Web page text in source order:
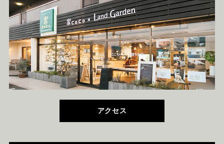
アクセス